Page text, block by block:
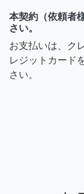
本契約（依頼者
さい。
お支払いは、ク
レジットカード
さい。